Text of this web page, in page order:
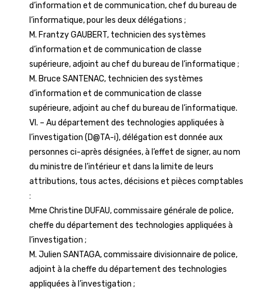
d’information et de communication, chef du bureau de
l’informatique, pour les deux délégations ;
M. Frantzy GAUBERT, technicien des systèmes
d’information et de communication de classe
supérieure, adjoint au chef du bureau de l’informatique ;
M. Bruce SANTENAC, technicien des systèmes
d’information et de communication de classe
supérieure, adjoint au chef du bureau de l’informatique.
VI. – Au département des technologies appliquées à
l’investigation (D@TA-i), délégation est donnée aux
personnes ci-après désignées, à l’effet de signer, au nom
du ministre de l’intérieur et dans la limite de leurs
attributions, tous actes, décisions et pièces comptables
:
Mme Christine DUFAU, commissaire générale de police,
cheffe du département des technologies appliquées à
l’investigation ;
M. Julien SANTAGA, commissaire divisionnaire de police,
adjoint à la cheffe du département des technologies
appliquées à l’investigation ;